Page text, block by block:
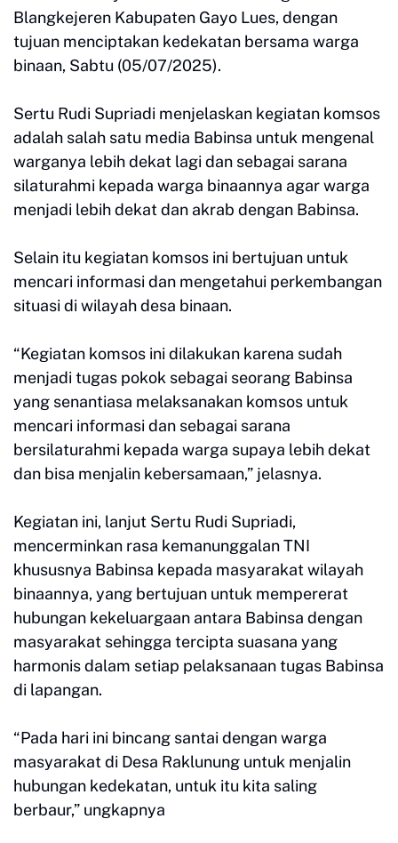
Blangkejeren Kabupaten Gayo Lues, dengan
tujuan menciptakan kedekatan bersama warga
binaan, Sabtu (05/07/2025).
Sertu Rudi Supriadi menjelaskan kegiatan komsos
adalah salah satu media Babinsa untuk mengenal
warganya lebih dekat lagi dan sebagai sarana
silaturahmi kepada warga binaannya agar warga
menjadi lebih dekat dan akrab dengan Babinsa.
Selain itu kegiatan komsos ini bertujuan untuk
mencari informasi dan mengetahui perkembangan
situasi di wilayah desa binaan.
“Kegiatan komsos ini dilakukan karena sudah
menjadi tugas pokok sebagai seorang Babinsa
yang senantiasa melaksanakan komsos untuk
mencari informasi dan sebagai sarana
bersilaturahmi kepada warga supaya lebih dekat
dan bisa menjalin kebersamaan,” jelasnya.
Kegiatan ini, lanjut Sertu Rudi Supriadi,
mencerminkan rasa kemanunggalan TNI
khususnya Babinsa kepada masyarakat wilayah
binaannya, yang bertujuan untuk mempererat
hubungan kekeluargaan antara Babinsa dengan
masyarakat sehingga tercipta suasana yang
harmonis dalam setiap pelaksanaan tugas Babinsa
di lapangan.
“Pada hari ini bincang santai dengan warga
masyarakat di Desa Raklunung untuk menjalin
hubungan kedekatan, untuk itu kita saling
berbaur,” ungkapnya